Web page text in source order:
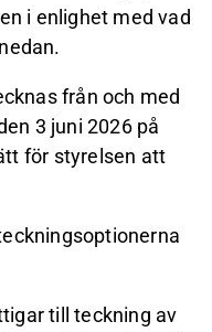
i enlighet med vad
från och med
3 juni 2026 på
för styrelsen att
till teckning av